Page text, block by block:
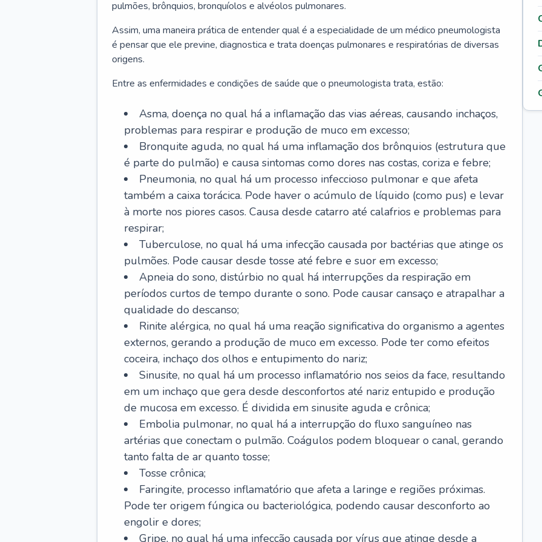
pulmões, brônquios, bronquíolos e alvéolos pulmonares.
Assim, uma maneira prática de entender qual é a especialidade de um médico pneumologista
é pensar que ele previne, diagnostica e trata doenças pulmonares e respiratórias de diversas
origens.
Entre as enfermidades e condições de saúde que o pneumologista trata, estão:
Asma, doença no qual há a inflamação das vias aéreas, causando inchaços,
problemas para respirar e produção de muco em excesso;
Bronquite aguda, no qual há uma inflamação dos brônquios (estrutura que
é parte do pulmão) e causa sintomas como dores nas costas, coriza e febre;
Pneumonia, no qual há um processo infeccioso pulmonar e que afeta
também a caixa torácica. Pode haver o acúmulo de líquido (como pus) e levar
à morte nos piores casos. Causa desde catarro até calafrios e problemas para
respirar;
Tuberculose, no qual há uma infecção causada por bactérias que atinge os
pulmões. Pode causar desde tosse até febre e suor em excesso;
Apneia do sono, distúrbio no qual há interrupções da respiração em
períodos curtos de tempo durante o sono. Pode causar cansaço e atrapalhar a
qualidade do descanso;
Rinite alérgica, no qual há uma reação significativa do organismo a agentes
externos, gerando a produção de muco em excesso. Pode ter como efeitos
coceira, inchaço dos olhos e entupimento do nariz;
Sinusite, no qual há um processo inflamatório nos seios da face, resultando
em um inchaço que gera desde desconfortos até nariz entupido e produção
de mucosa em excesso. É dividida em sinusite aguda e crônica;
Embolia pulmonar, no qual há a interrupção do fluxo sanguíneo nas
artérias que conectam o pulmão. Coágulos podem bloquear o canal, gerando
tanto falta de ar quanto tosse;
Tosse crônica;
Faringite, processo inflamatório que afeta a laringe e regiões próximas.
Pode ter origem fúngica ou bacteriológica, podendo causar desconforto ao
engolir e dores;
Gripe, no qual há uma infecção causada por vírus que atinge desde a